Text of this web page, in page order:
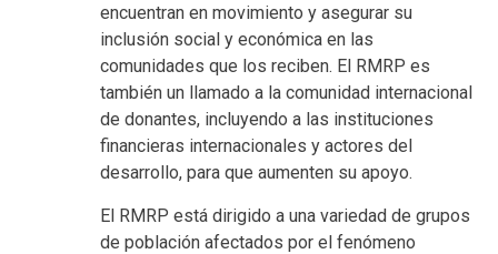
encuentran en movimiento y asegurar su
inclusión social y económica en las
comunidades que los reciben. El RMRP es
también un llamado a la comunidad internacional
de donantes, incluyendo a las instituciones
financieras internacionales y actores del
desarrollo, para que aumenten su apoyo.
El RMRP está dirigido a una variedad de grupos
de población afectados por el fenómeno